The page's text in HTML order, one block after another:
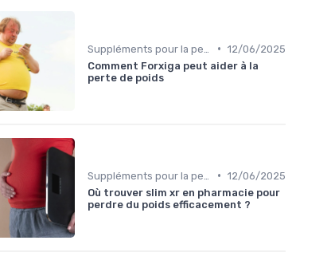
• 12/06/2025
Comment Forxiga peut aider à la
perte de poids
• 12/06/2025
Où trouver slim xr en pharmacie pour
perdre du poids efficacement ?